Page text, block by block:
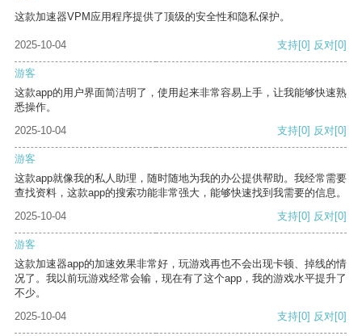
这款加速器VPM应用程序提供了顶级的安全性和隐私保护。
2025-10-04 支持[0] 反对[0]
游客
这款app的用户界面简洁明了，使用起来非常容易上手，让我能够快速熟
悉操作。
2025-10-04
支持[0] 反对[0]
游客
这款app就像我的私人助理，随时随地为我的办公提供帮助。我经常需要
查找资料，这款app的搜索功能非常强大，能够快速找到我需要的信息。
2025-10-04
支持[0] 反对[0]
游客
这款加速器app的加速效果非常好，玩游戏再也不会出现卡顿、掉线的情
况了。我以前玩游戏经常会输，现在有了这个app，我的游戏水平提升了
不少。
2025-10-04
支持[0] 反对[0]